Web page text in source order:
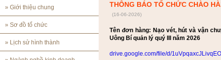
» Giới thiệu chung
» Sơ đồ tổ chức
» Lịch sử hình thành
THÔNG BÁO TỔ CHỨC CHÀO
(16-06-2026)
Tên đơn hàng: Nạo vét, hút và vận
Uông Bí quản lý quý III năm 2026
drive.google.com/file/d/